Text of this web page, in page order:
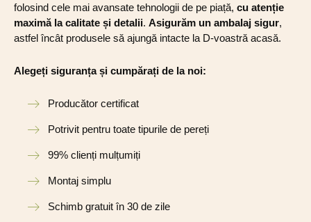
folosind cele mai avansate tehnologii de pe piață, cu atenție
maximă la calitate și detalii. Asigurăm un ambalaj sigur,
astfel încât produsele să ajungă intacte la D-voastră acasă.
Alegeți siguranța și cumpărați de la noi:
Producător certificat
Potrivit pentru toate tipurile de pereți
99% clienți mulțumiți
Montaj simplu
Schimb gratuit în 30 de zile